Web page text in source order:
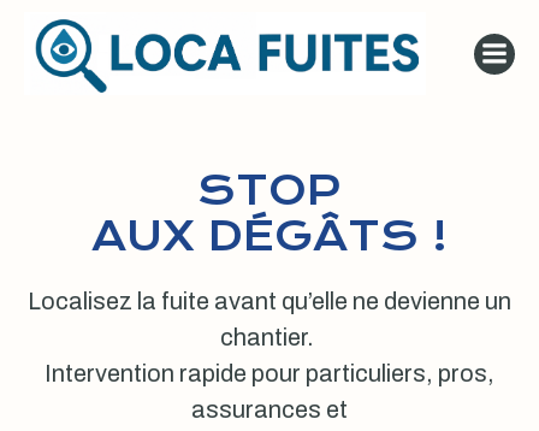
au
contenu
STOP
AUX DÉGÂTS !
Localisez la fuite avant qu’elle ne devienne un
chantier.
Intervention rapide pour particuliers, pros,
assurances et